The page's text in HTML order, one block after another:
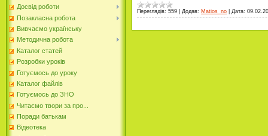
Досвід роботи
Позакласна робота
Вивчаємо українську
Методична робота
Каталог статей
Розробки уроків
Готуємось до уроку
Каталог файлів
Готуємось до ЗНО
Читаємо твори за про...
Поради батькам
Відеотека
Переглядів: 559 Додав: Matios_no Дата: